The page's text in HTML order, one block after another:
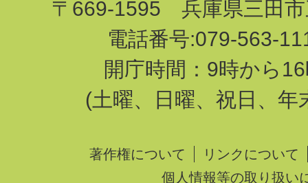
〒669-1595 兵庫県三田市
電話番号:079-563-
開庁時間：9時から
(土曜、日曜、祝日、年
著作権について
リンクについて
個人情報等の取り扱い